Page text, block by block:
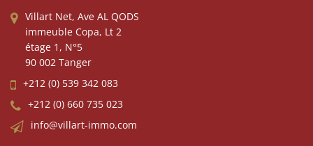
Villart Net, Ave AL QODS
immeuble Copa, Lt 2
étage 1, N°5
90 002 Tanger
+212 (0) 539 342 083
+212 (0) 660 735 023
info@villart-immo.com